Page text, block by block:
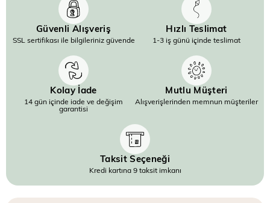
Güvenli Alışveriş
SSL sertifikası ile bilgileriniz güvende
Hızlı Teslimat
1-3 iş günü içinde teslimat
Kolay İade
14 gün içinde iade ve değişim
garantisi
Mutlu Müşteri
Alışverişlerinden memnun müşteriler
Taksit Seçeneği
Kredi kartına 9 taksit imkanı